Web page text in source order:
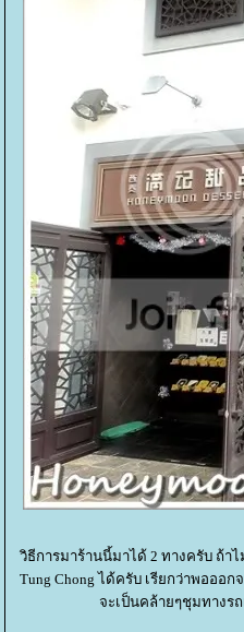
วิธีการมาร้านนี้มาได้ 2 ทางครับ ถ้า
Tung Chong ได้ครับ เรียกว่าพอออก
จะเป็นคล้ายๆชุมทางร